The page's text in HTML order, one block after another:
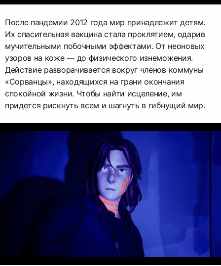
После пандемии 2012 года мир принадлежит детям.
Их спасительная вакцина стала проклятием, одарив
мучительными побочными эффектами. От неоновых
узоров на коже — до физического изнеможения.
Действие разворачивается вокруг членов коммуны
«Сорванцы», находящихся на грани окончания
спокойной жизни. Чтобы найти исцеление, им
придется рискнуть всем и шагнуть в гибнущий мир.